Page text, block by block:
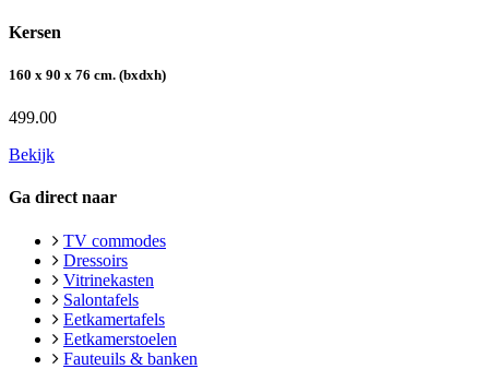
Kersen
160 x 90 x 76 cm. (bxdxh)
499.00
Bekijk
Ga direct naar
TV commodes
Dressoirs
Vitrinekasten
Salontafels
Eetkamertafels
Eetkamerstoelen
Fauteuils & banken